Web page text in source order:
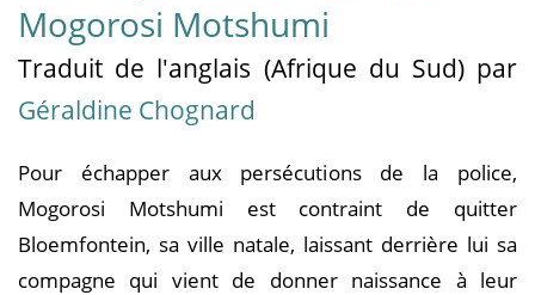
Mogorosi Motshumi
Traduit de l'anglais (Afrique du Sud) par
Géraldine Chognard
Pour échapper aux persécutions de la police,
Mogorosi Motshumi est contraint de quitter
Bloemfontein, sa ville natale, laissant derrière lui sa
compagne qui vient de donner naissance à leur